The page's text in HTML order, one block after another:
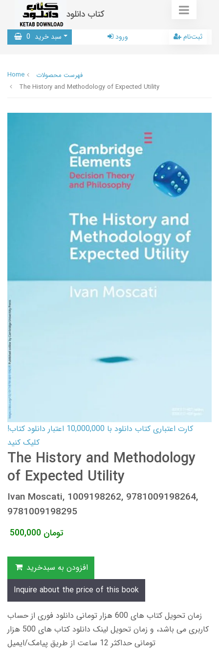
کتاب دانلود
سبد خرید 0 ورود ثبت‌نام
Home
فهرست محصولات
The History and Methodology of Expected Utility
کارت اعتباری کتاب دانلود با 10,000,000 اعتبار دانلود کتاب!
کلیک کنید
The History and Methodology
of Expected Utility
Ivan Moscati, 1009198262, 9781009198264,
9781009198295
500,000 تومان
افزودن به سبدخرید
Inquire about the price of this book
زمان تحویل کتاب های 600 هزار تومانی دانلود فوری از حساب
کاربری می باشد، و زمان تحویل لینک دانلود کتاب های 500 هزار
تومانی حداکثر 12 ساعت از طریق پیامک/ایمیل